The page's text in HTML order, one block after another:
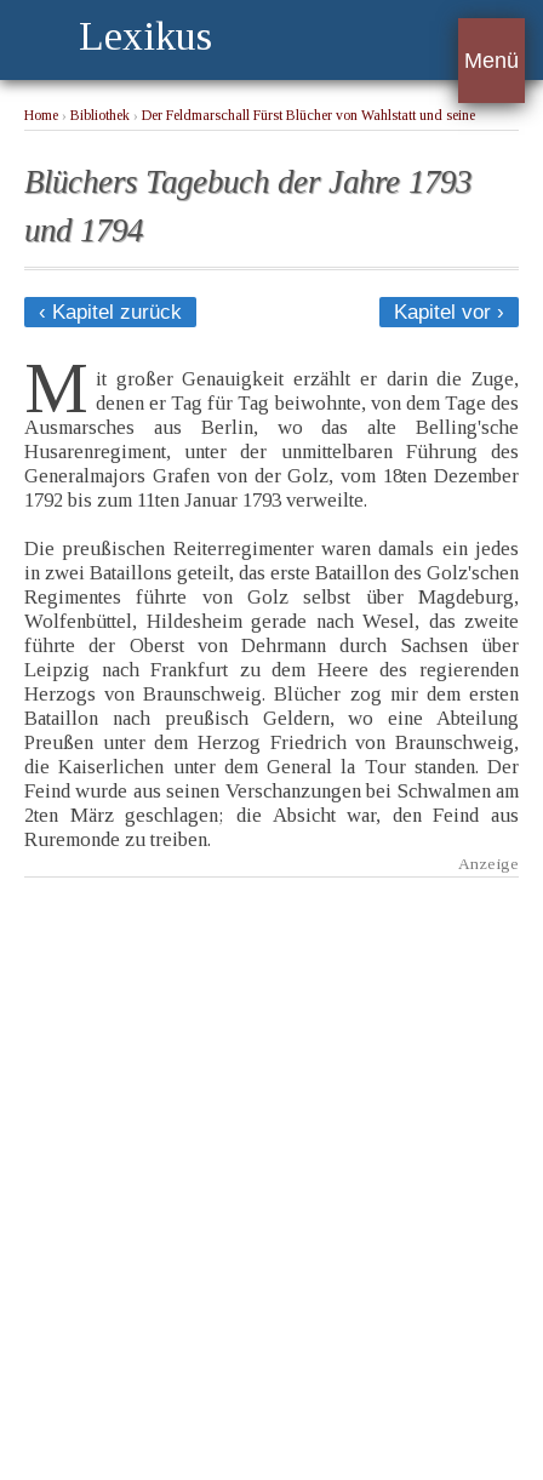
Lexikus
Menü
Home › Bibliothek › Der Feldmarschall Fürst Blücher von Wahlstatt und seine
Blüchers Tagebuch der Jahre 1793
und 1794
‹ Kapitel zurück Kapitel vor ›
M it großer Genauigkeit erzählt er darin die Zuge,
denen er Tag für Tag beiwohnte, von dem Tage des
Ausmarsches aus Berlin, wo das alte Belling'sche
Husarenregiment, unter der unmittelbaren Führung des
Generalmajors Grafen von der Golz, vom 18ten Dezember
1792 bis zum 11ten Januar 1793 verweilte.
Die preußischen Reiterregimenter waren damals ein jedes
in zwei Bataillons geteilt, das erste Bataillon des Golz'schen
Regimentes führte von Golz selbst über Magdeburg,
Wolfenbüttel, Hildesheim gerade nach Wesel, das zweite
führte der Oberst von Dehrmann durch Sachsen über
Leipzig nach Frankfurt zu dem Heere des regierenden
Herzogs von Braunschweig. Blücher zog mir dem ersten
Bataillon nach preußisch Geldern, wo eine Abteilung
Preußen unter dem Herzog Friedrich von Braunschweig,
die Kaiserlichen unter dem General la Tour standen. Der
Feind wurde aus seinen Verschanzungen bei Schwalmen am
2ten März geschlagen; die Absicht war, den Feind aus
Ruremonde zu treiben.